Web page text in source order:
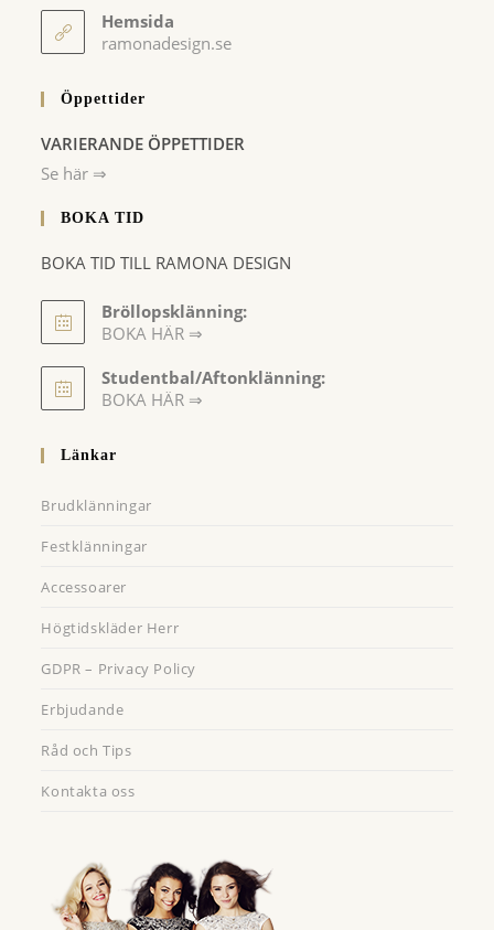
Hemsida
ramonadesign.se
Öppettider
VARIERANDE ÖPPETTIDER
Se här ⇒
BOKA TID
BOKA TID TILL RAMONA DESIGN
Bröllopsklänning:
BOKA HÄR ⇒
in
a
tab
Studentbal/Aftonklänning:
BOKA HÄR ⇒
Länkar
Brudklänningar
Festklänningar
Accessoarer
Högtidskläder Herr
GDPR – Privacy Policy
Erbjudande
Råd och Tips
Kontakta oss